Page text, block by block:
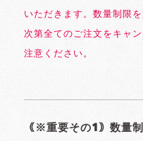
いただきます。数量制限
次第全てのご注文をキャ
注意ください。
｟※重要その1｠数量